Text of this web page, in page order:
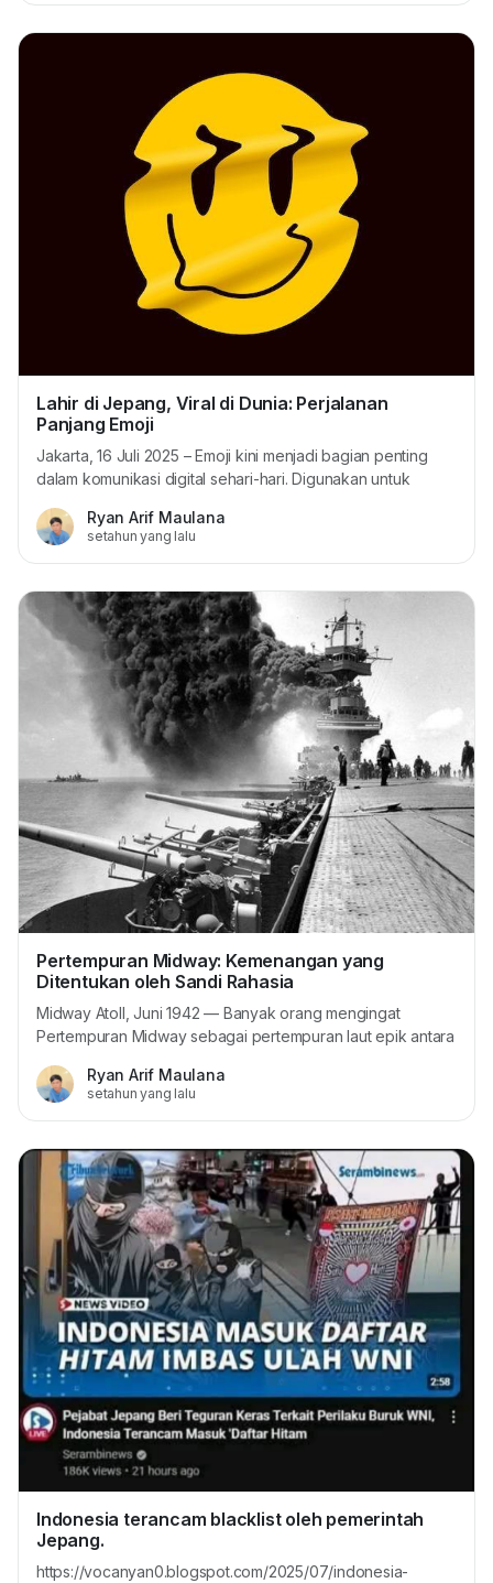
bukti. Karena itu, penting untuk memahami teori ini...
Lahir di Jepang, Viral di Dunia: Perjalanan
Panjang Emoji
Jakarta, 16 Juli 2025 – Emoji kini menjadi bagian penting
dalam komunikasi digital sehari-hari. Digunakan untuk
telah melampaui fungsinya sebagai sekadar simbol lucu.
Namun tak banyak yang tahu, emoji pertama kali muncul di
Jepang Emoji pertama kali dikembangkan...
Ryan Arif Maulana
setahun yang lalu
Pertempuran Midway: Kemenangan yang
Ditentukan oleh Sandi Rahasia
Midway Atoll, Juni 1942 — Banyak orang mengingat
Pertempuran Midway sebagai pertempuran laut epik antara
jarang diketahui publik adalah bahwa kemenangan Amerika
bukan semata karena kekuatan militer, melainkan
pertempuran dimulai. Pertempuran yang Menentukan Arah
Perang. Midway terjadi...
Ryan Arif Maulana
setahun yang lalu
Indonesia terancam blacklist oleh pemerintah
Jepang.
https://vocanyan0.blogspot.com/2025/07/indonesia-